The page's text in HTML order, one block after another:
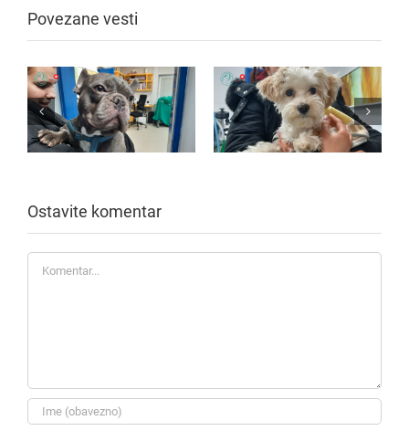
Povezane vesti
Ostavite komentar